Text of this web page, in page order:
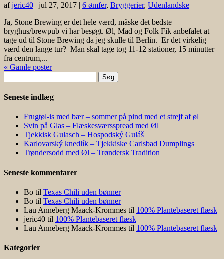
afjeric40 | jul 27, 2017 | 6 ømfer, Bryggerier, Udenlandske
Ja, Stone Brewing er det hele værd, måske det bedste
bryghus/brewpub vi har besøgt. Øl, Mad og Folk Fik anbefalet at
tage ud til Stone Brewing da jeg skulle til Berlin. Er det virkelig
værd den lange tur? Man skal tage tog 11-12 stationer, 15 minutter
fra centrum,...
« Gamle poster
efter:
Seneste indlæg
Frugtøl-is med bær – sommer på pind med et strejf af øl
Svin på Glas – Flæskesværsspread med Øl
Tjekkisk Gulasch – Hospodský Guláš
Karlovarský knedlík – Tjekkiske Carlsbad Dumplings
Trøndersodd med Øl – Trøndersk Tradition
Seneste kommentarer
Bo til Texas Chili uden bønner
Bo til Texas Chili uden bønner
Lau Anneberg Maack-Krommes til 100% Plantebaseret flæsk
jeric40 til 100% Plantebaseret flæsk
Lau Anneberg Maack-Krommes til 100% Plantebaseret flæsk
Kategorier